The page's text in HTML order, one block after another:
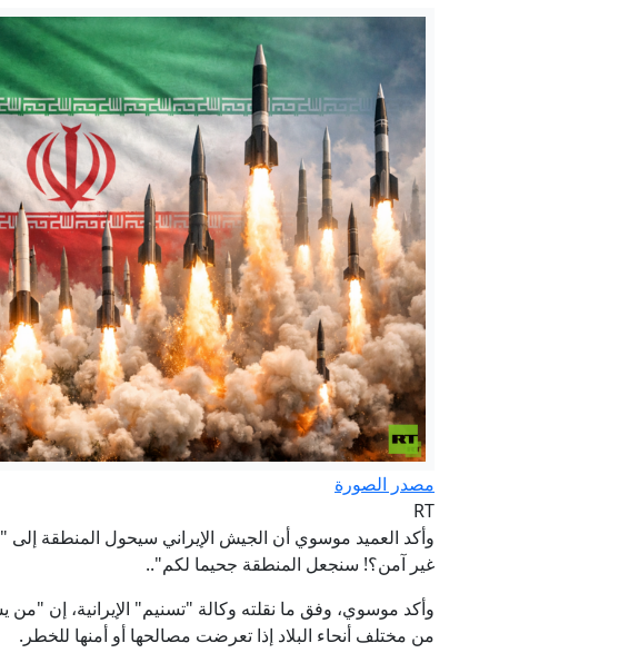
مخرجات اجتماع
بيان رسمي: رئيس الوزراء
الداخلية تعلن فتح باب التقديم للدورة التأهيلية (32) في المعهد العالي للتطوير الأمني والإداري »
توزيع 600 ميكاواط من كهرباء تركيا المستوردة على ثلاث محافظات
مصدر الصورة
RT
وأكد العميد موسوي أن الجيش الإيراني سيحول المنطقة
غير آمن؟! سنجعل المنطقة جحيما لكم"..
وأكد موسوي، وفق ما نقلته وكالة "تسنيم" الإيرانية،
من مختلف أنحاء البلاد إذا تعرضت مصالحها أو أمنها للخطر.